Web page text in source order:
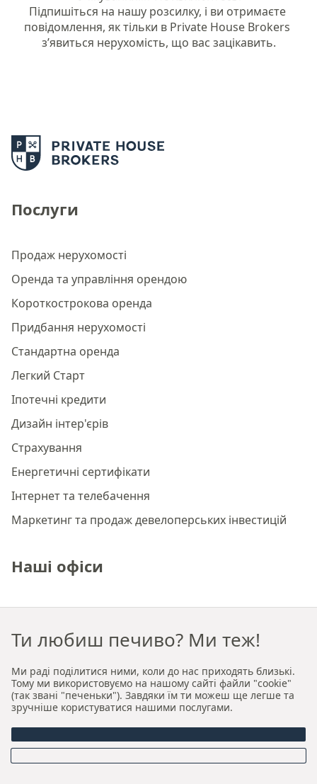
Підпишіться на нашу розсилку, і ви отримаєте
повідомлення, як тільки в Private House Brokers
з’явиться нерухомість, що вас зацікавить.
Послуги
Продаж нерухомості
Оренда та управління орендою
Короткострокова оренда
Придбання нерухомості
Стандартна оренда
Легкий Старт
Іпотечні кредити
Дизайн інтер'єрів
Страхування
Енергетичні сертифікати
Інтернет та телебачення
Маркетинг та продаж девелоперських інвестицій
Наші офіси
Преміальне агентство нерухомості Краків
Преміальне агентство нерухомості Вроцлав
Про нас
Хто ми
Наша авторська модель продажу та оренди
Ти любиш печиво? Ми теж!
Ми раді поділитися ними, коли до нас приходять близькі.
Тому ми використовуємо на нашому сайті файли "cookie"
(так звані "печеньки"). Завдяки їм ти можеш ще легше та
зручніше користуватися нашими послугами.